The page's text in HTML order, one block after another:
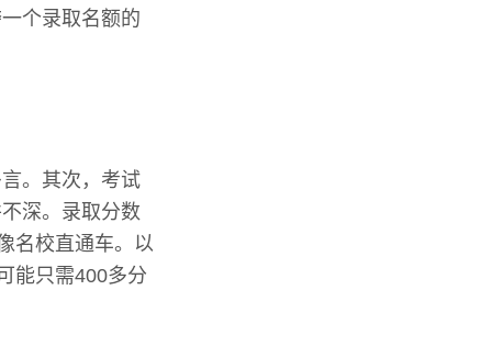
个录取名额的
。其次，考试
深。录取分数
名校直通车。以
能只需400多分